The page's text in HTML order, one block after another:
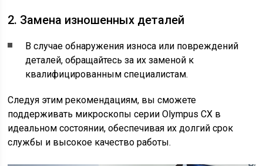
2. Замена изношенных деталей
В случае обнаружения износа или повреждений
деталей, обращайтесь за их заменой к
квалифицированным специалистам.
Следуя этим рекомендациям, вы сможете
поддерживать микроскопы серии Olympus CX в
идеальном состоянии, обеспечивая их долгий срок
службы и высокое качество работы.